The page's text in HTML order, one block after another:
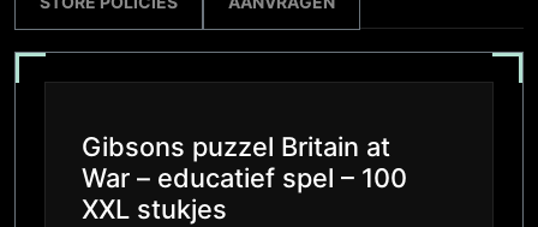
Gibsons puzzel Britain at
War – educatief spel – 100
XXL stukjes